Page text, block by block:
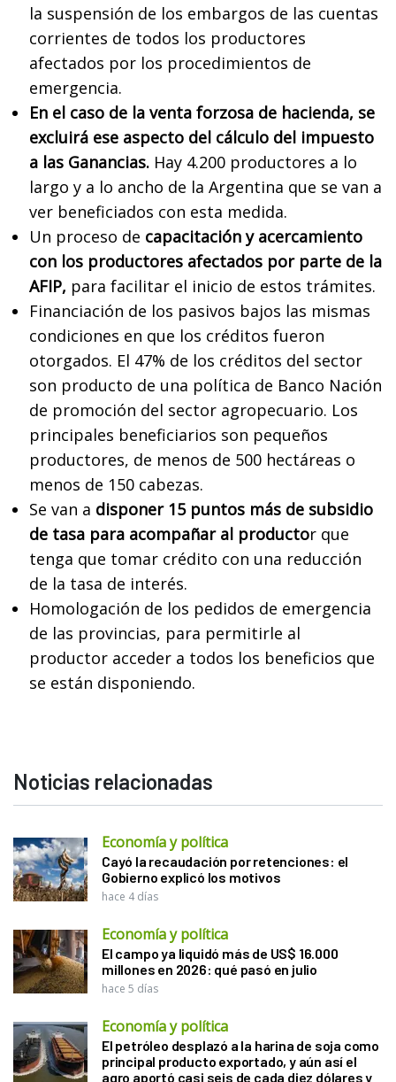
la suspensión de los embargos de las cuentas
corrientes de todos los productores
afectados por los procedimientos de
emergencia.
En el caso de la venta forzosa de hacienda, se
excluirá ese aspecto del cálculo del impuesto
a las Ganancias. Hay 4.200 productores a lo
largo y a lo ancho de la Argentina que se van a
ver beneficiados con esta medida.
Un proceso de capacitación y acercamiento
con los productores afectados por parte de la
AFIP, para facilitar el inicio de estos trámites.
Financiación de los pasivos bajos las mismas
condiciones en que los créditos fueron
otorgados. El 47% de los créditos del sector
son producto de una política de Banco Nación
de promoción del sector agropecuario. Los
principales beneficiarios son pequeños
productores, de menos de 500 hectáreas o
menos de 150 cabezas.
Se van a disponer 15 puntos más de subsidio
de tasa para acompañar al productor que
tenga que tomar crédito con una reducción
de la tasa de interés.
Homologación de los pedidos de emergencia
de las provincias, para permitirle al
productor acceder a todos los beneficios que
se están disponiendo.
Noticias relacionadas
Economía y política
Cayó la recaudación por retenciones: el
Gobierno explicó los motivos
hace 4 días
Economía y política
El campo ya liquidó más de US$ 16.000
millones en 2026: qué pasó en julio
hace 5 días
Economía y política
El petróleo desplazó a la harina de soja como
principal producto exportado, y aún así el
agro aportó casi seis de cada diez dólares y